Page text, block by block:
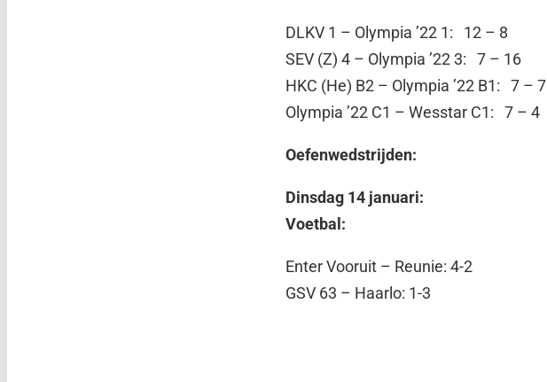
DLKV 1 – Olympia ’22 1: 12 – 8
SEV (Z) 4 – Olympia ’22 3: 7 – 16
HKC (He) B2 – Olympia ’22 B1: 7 – 7
Olympia ’22 C1 – Wesstar C1: 7 – 4
Oefenwedstrijden:
Dinsdag 14 januari:
Voetbal:
Enter Vooruit – Reunie: 4-2
GSV 63 – Haarlo: 1-3